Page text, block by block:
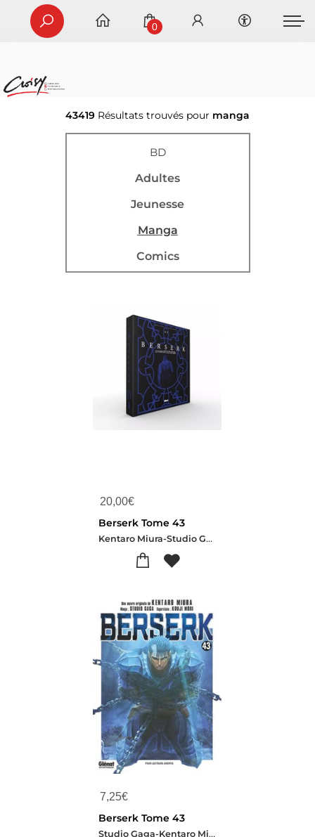
0
43419 Résultats trouvés pour manga
BD
Adultes
Jeunesse
Manga
Comics
20,00€
Berserk Tome 43
Kentaro Miura-Studio Gaga
7,25€
Berserk Tome 43
Studio Gaga-Kentaro Miura